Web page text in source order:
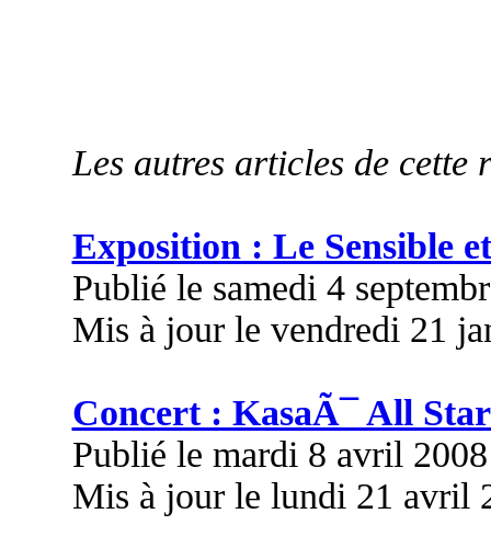
Les autres articles de cette
Exposition : Le Sensible
Publié le samedi 4
Mis à jour le vendredi 21
Concert : KasaÃ¯ All
Publié le mardi 8 avril
Mis à jour le lundi 21 avril